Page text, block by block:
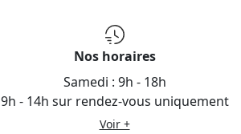
Nos horaires
Samedi : 9h - 18h
9h - 14h sur rendez-vous uniquement
Voir +